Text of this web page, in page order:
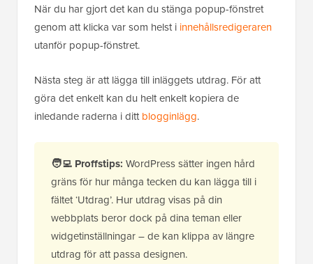
När du har gjort det kan du stänga popup-fönstret
genom att klicka var som helst i innehållsredigeraren
utanför popup-fönstret.
Nästa steg är att lägga till inläggets utdrag. För att
göra det enkelt kan du helt enkelt kopiera de
inledande raderna i dittblogginlägg.
🧑‍💻 Proffstips: WordPress sätter ingen hård
gräns för hur många tecken du kan lägga till i
fältet ‘Utdrag’. Hur utdrag visas på din
webbplats beror dock på dina teman eller
widgetinställningar – de kan klippa av längre
utdrag för att passa designen.